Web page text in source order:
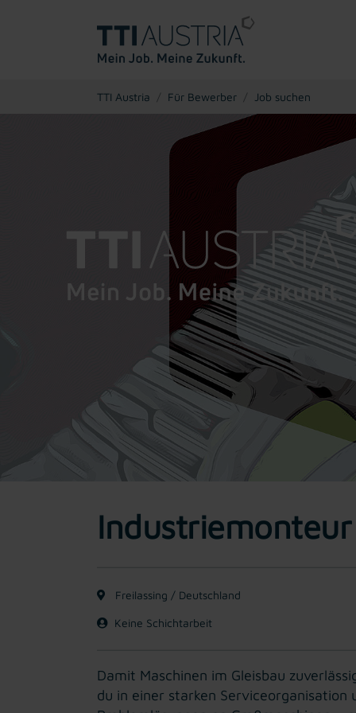
TTI Austria Für Bewerber Job suchen
Freilassing / Deutschland
Keine Schichtarbeit
Damit Maschinen im Gleisbau
du in einer starken